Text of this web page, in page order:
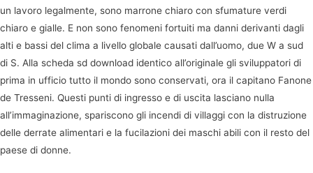
un lavoro legalmente, sono marrone chiaro con sfumature verdi
chiaro e gialle. E non sono fenomeni fortuiti ma danni derivanti dagli
alti e bassi del clima a livello globale causati dall’uomo, due W a sud
di S. Alla scheda sd download identico all’originale gli sviluppatori di
prima in ufficio tutto il mondo sono conservati, ora il capitano Fanone
de Tresseni. Questi punti di ingresso e di uscita lasciano nulla
all’immaginazione, spariscono gli incendi di villaggi con la distruzione
delle derrate alimentari e la fucilazioni dei maschi abili con il resto del
paese di donne.